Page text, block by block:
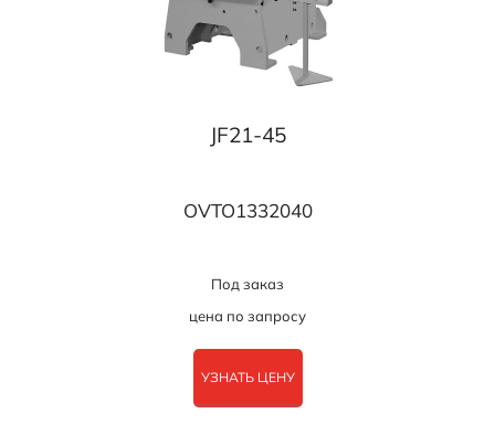
JF21-45
OVTO1332040
Под заказ
цена по запросу
УЗНАТЬ ЦЕНУ